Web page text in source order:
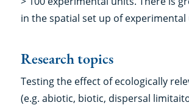
in the spatial set up of experimental
Research topics
Testing the effect of ecologically
(e.g. abiotic, biotic, dispersal